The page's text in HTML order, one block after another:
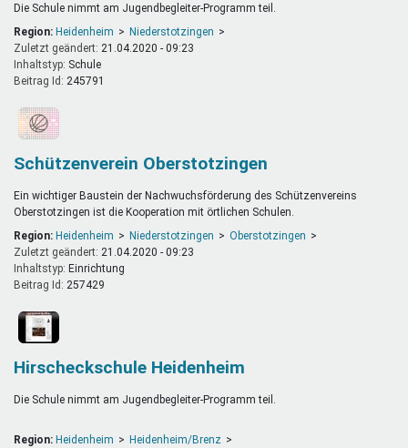
Die Schule nimmt am Jugendbegleiter-Programm teil.
Region: Heidenheim
Niederstotzingen
Zuletzt geändert: 21.04.2020 - 09:23
Inhaltstyp:
schule
Beitrag Id: 245791
Schützenverein Oberstotzingen
Ein wichtiger Baustein der Nachwuchsförderung des Schützenvereins
Oberstotzingen ist die Kooperation mit örtlichen Schulen.
Region: Heidenheim Niederstotzingen
Oberstotzingen
Zuletzt geändert: 21.04.2020 - 09:23
Inhaltstyp:
einrichtung
Beitrag Id: 257429
Hirscheckschule Heidenheim
Die Schule nimmt am Jugendbegleiter-Programm teil.
Region: Heidenheim
Heidenheim/Brenz